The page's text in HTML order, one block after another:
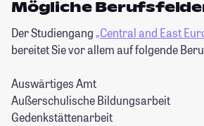
Mögliche
Der Studiengang„Central and East
bereitet Sie vor allem auf folgende
Auswärtiges Amt
Außerschulische Bildungsarbeit
Gedenkstättenarbeit